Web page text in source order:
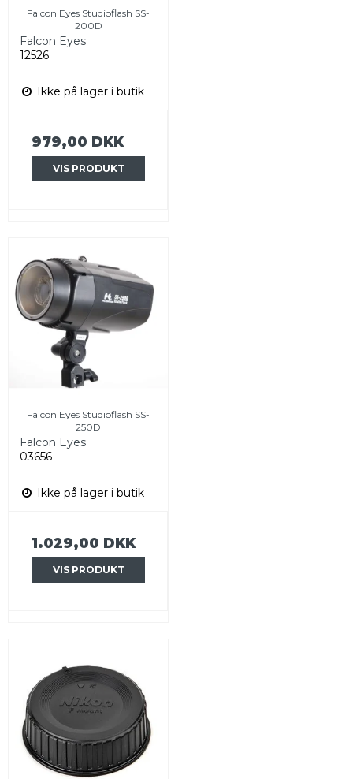
Falcon Eyes Studioflash SS-
200D
Falcon Eyes
12526
Ikke på lager i butik
979,00 DKK
VIS PRODUKT
Falcon Eyes Studioflash SS-
250D
Falcon Eyes
03656
Ikke på lager i butik
1.029,00 DKK
VIS PRODUKT